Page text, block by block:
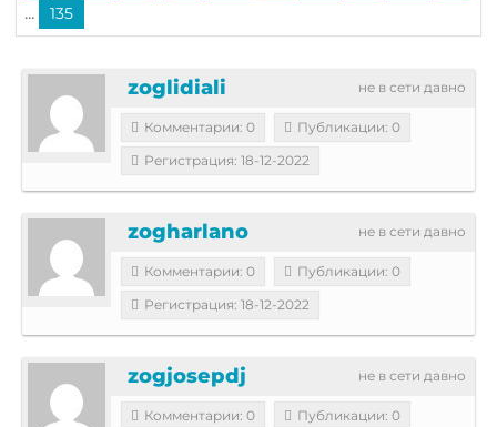
... 135
не в сети давно
zoglidiali
Комментарии: 0
Публикации: 0
Регистрация: 18-12-2022
не в сети давно
zogharlano
Комментарии: 0
Публикации: 0
Регистрация: 18-12-2022
не в сети давно
zogjosepdj
Комментарии: 0
Публикации: 0